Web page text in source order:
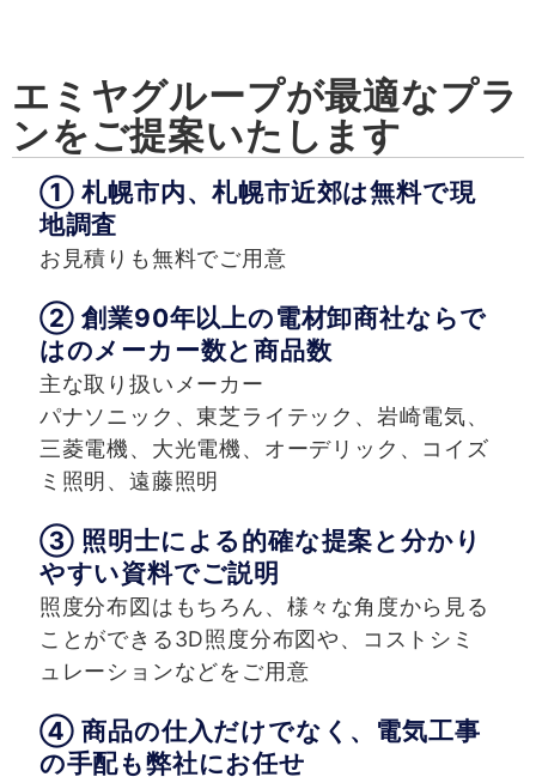
エミヤグループが最適なプラ
ンをご提案いたします
① 札幌市内、札幌市近郊は無料で現
地調査
お見積りも無料でご用意
② 創業90年以上の電材卸商社ならで
はのメーカー数と商品数
主な取り扱いメーカー
パナソニック、東芝ライテック、岩崎電気、
三菱電機、大光電機、 オーデリック、コイズ
ミ照明、遠藤照明
③ 照明士による的確な提案と分かり
やすい資料でご説明
照度分布図はもちろん、様々な角度から見る
ことができる3D照度分布図や、コストシミ
ュレーションなどをご用意
④ 商品の仕入だけでなく、電気工事
の手配も弊社にお任せ